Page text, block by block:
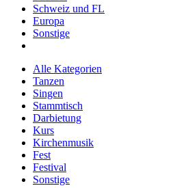
Schweiz und FL
Europa
Sonstige
Alle Kategorien
Tanzen
Singen
Stammtisch
Darbietung
Kurs
Kirchenmusik
Fest
Festival
Sonstige